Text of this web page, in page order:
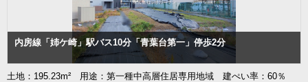
内房線「姉ケ崎」駅バス10分「青葉台第一」停歩2分
土地：195.23m² 用途：第一種中高層住居専用地域 建ぺい率：60％